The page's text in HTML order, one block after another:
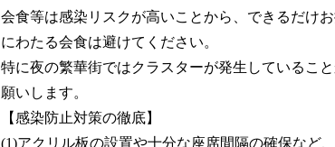
会食等は感染リスクが高いことから、できるだけ
にわたる会食は避けてください。
特に夜の繁華街ではクラスターが発生しているこ
願いします。
【感染防止対策の徹底】
(1)アクリル板の設置や十分な座席間隔の確保など